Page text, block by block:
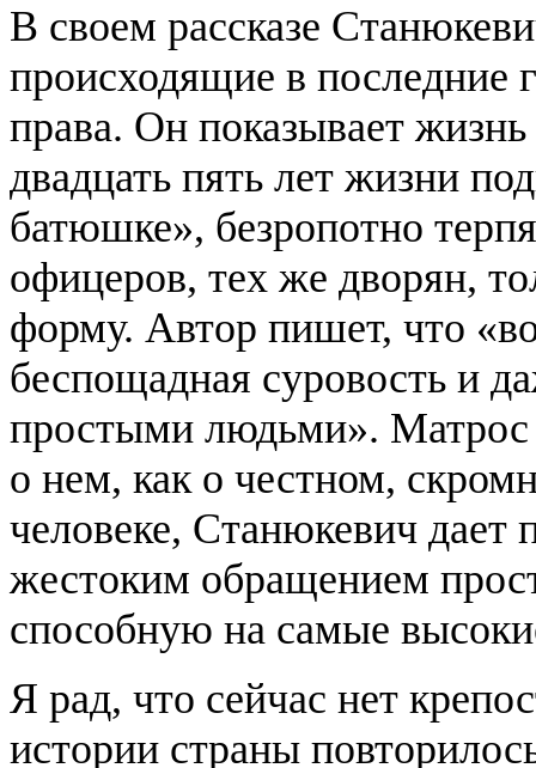
В своем рассказе
происходящие в последние
права. Он показывает
двадцать пять лет жизни
батюшке», безропотно
офицеров, тех же дворян,
форму. Автор пишет, что
беспощадная суровость и
простыми людьми». Матрос
о нем, как о честном,
человеке, Станюкевич дает
жестоким обращением
способную на самые
Я рад, что сейчас нет
истории страны